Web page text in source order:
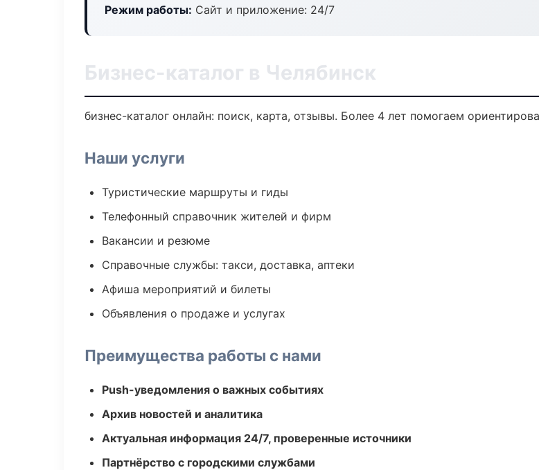
Режим работы: Сайт и приложение: 24/7
Бизнес-каталог в Челябинск
бизнес-каталог онлайн: поиск, карта, отзывы. Более 4 лет помогаем
Наши услуги
Туристические маршруты и гиды
Телефонный справочник жителей и фирм
Вакансии и резюме
Справочные службы: такси, доставка, аптеки
Афиша мероприятий и билеты
Объявления о продаже и услугах
Преимущества работы с нами
Push-уведомления о важных событиях
Архив новостей и аналитика
Актуальная информация 24/7, проверенные источники
Партнёрство с городскими службами